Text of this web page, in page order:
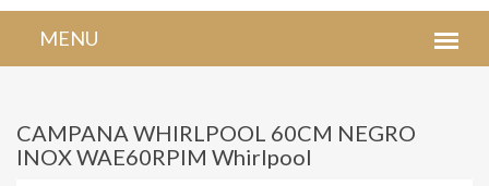
CAMPANA WHIRLPOOL 60CM NEGRO
INOX WAE60RPIM Whirlpool